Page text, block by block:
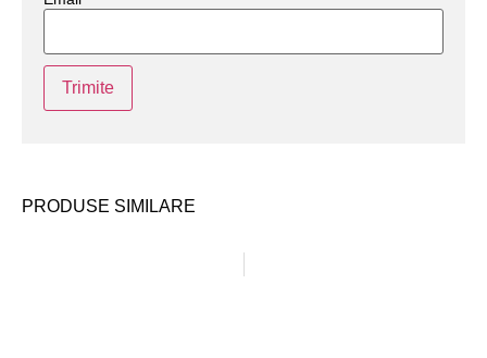
PRODUSE SIMILARE